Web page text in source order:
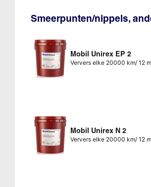
Smeerpunten/nippels,
Mobil Unirex EP 2
Ververs elke 20000 km/ 12
Mobil Unirex N 2
Ververs elke 20000 km/ 12